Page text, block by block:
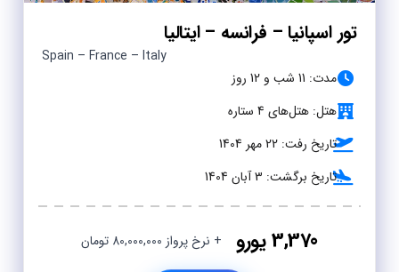
3,370 یورو + نرخ پرواز 80,000,000 تومان
تور اسپانیا – فرانسه – ایتالیا
Spain – France – Italy
مدت: 11 شب و 12 روز
هتل: هتل‌های 4 ستاره
تاریخ رفت: 22 مهر 1404
تاریخ برگشت: 3 آبان 1404